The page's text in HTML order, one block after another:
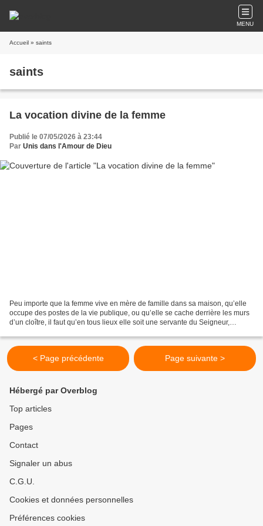
MENU
Accueil » saints
saints
La vocation divine de la femme
Publié le 07/05/2026 à 23:44
Par Unis dans l'Amour de Dieu
Peu importe que la femme vive en mère de famille dans sa maison, qu’elle
occupe des postes de la vie publique, ou qu’elle se cache derrière les murs
d’un cloître, il faut qu’en tous lieux elle soit une servante du Seigneur,
< Page précédente Page suivante >
Hébergé par Overblog
Top articles
Pages
Contact
Signaler un abus
C.G.U.
Cookies et données personnelles
Préférences cookies